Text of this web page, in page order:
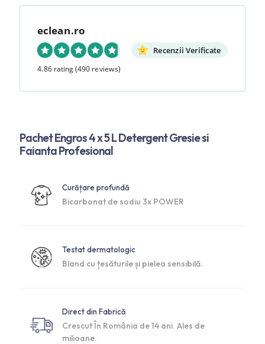
eclean.ro
Recenzii Verificate
4.86 rating(490 reviews)
Pachet Engros 4 x 5 L Detergent Gresie si
Faianta Profesional
Curățare profundă
Bicarbonat de sodiu 3x POWER
Testat dermatologic
Bland cu țesăturile și pielea sensibilă.
Direct din Fabrică
Crescut În România de 14 ani. Ales de
milioane.